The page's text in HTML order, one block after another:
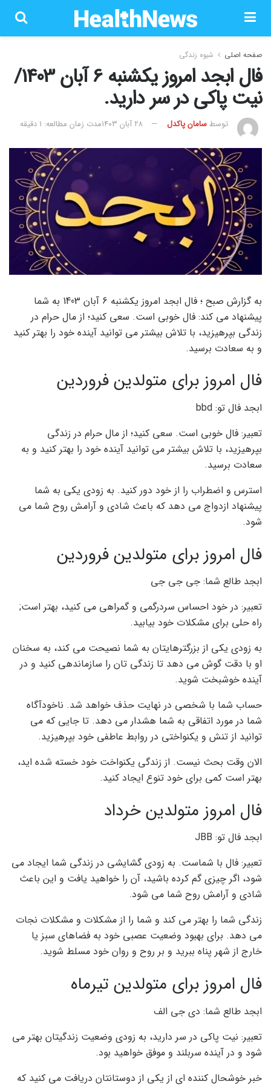
صفحه اصلی شیوه زندگی
فال ابجد امروز یکشنبه 6 آبان 1403/
نیت پاکی در سر دارید.
توسطسامان پاکدل ۲۸ آبان ۱۴۰۳ مدت زمان مطالعه: 1 دقیقه
به گزارش صبح ؛ فال ابجد امروز یکشنبه 6 آبان 1403 به شما
پیشنهاد می کند: فال خوبی است. سعی کنید؛ از مال حرام در
زندگی بپرهیزید، با تلاش بیشتر می توانید آینده خود را بهتر کنید
و به سعادت برسید.
فال امروز برای متولدین فروردین
ابجد فال تو: bbd
تعبیر: فال خوبی است. سعی کنید؛ از مال حرام در زندگی
بپرهیزید، با تلاش بیشتر می توانید آینده خود را بهتر کنید و به
سعادت برسید.
استرس و اضطراب را از خود دور کنید. به زودی یکی به شما
پیشنهاد ازدواج می دهد که باعث شادی و آرامش روح شما می
شود.
فال امروز برای متولدین فروردین
ابجد طالع شما: جی جی جی
تعبیر: در خود احساس سردرگمی و گمراهی می کنید، بهتر است;
راه حلی برای مشکلات خود بیابید.
به زودی یکی از بزرگترهایتان به شما نصیحت می کند، به سخنان
او با دقت گوش می دهد تا زندگی تان را سازماندهی کنید و در
آینده خوشبخت شوید.
حساب شما با شخصی در نهایت حذف خواهد شد. ناخودآگاه
شما در مورد اتفاقی به شما هشدار می دهد. تا جایی که می
توانید از تنش و یکنواختی در روابط عاطفی خود بپرهیزید.
الان وقت بحث نیست. از زندگی یکنواخت خود خسته شده اید،
بهتر است کمی برای خود تنوع ایجاد کنید.
فال امروز متولدین خرداد
ابجد فال تو: JBB
تعبیر: فال با شماست. به زودی گشایشی در زندگی شما ایجاد می
شود، اگر چیزی گم کرده باشید، آن را خواهید یافت و این باعث
شادی و آرامش روح شما می شود.
زندگی شما را بهتر می کند و شما را از مشکلات و مشکلات نجات
می دهد. برای بهبود وضعیت عصبی خود به فضاهای سبز یا
خارج از شهر پناه ببرید و بر روح و روان خود مسلط شوید.
فال امروز برای متولدین تیرماه
ابجد طالع شما: دی جی الف
تعبیر: نیت پاکی در سر دارید، به زودی وضعیت زندگیتان بهتر می
شود و در آینده سربلند و موفق خواهید بود.
خبر خوشحال کننده ای از یکی از دوستانتان دریافت می کنید که